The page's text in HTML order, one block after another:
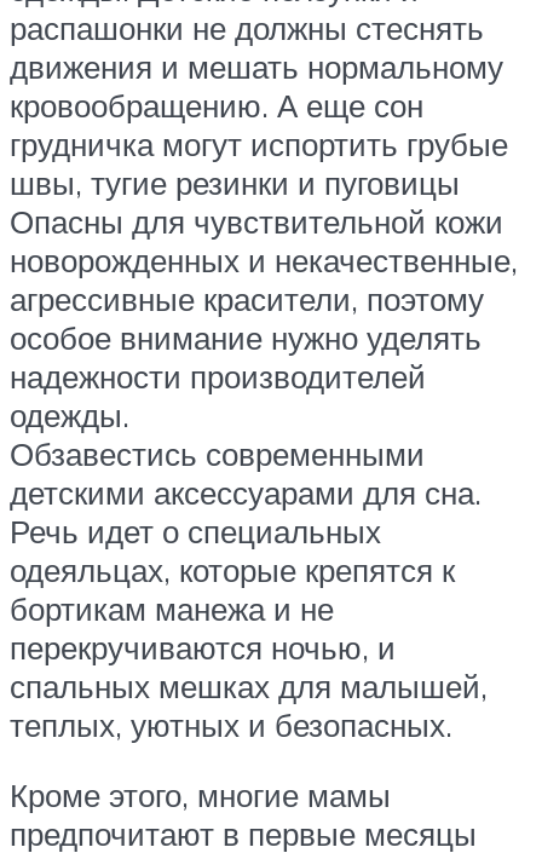
распашонки не должны стеснять
движения и мешать нормальному
кровообращению. А еще сон
грудничка могут испортить грубые
швы, тугие резинки и пуговицы
Опасны для чувствительной кожи
новорожденных и некачественные,
агрессивные красители, поэтому
особое внимание нужно уделять
надежности производителей
одежды.
Обзавестись современными
детскими аксессуарами для сна.
Речь идет о специальных
одеяльцах, которые крепятся к
бортикам манежа и не
перекручиваются ночью, и
спальных мешках для малышей,
теплых, уютных и безопасных.
Кроме этого, многие мамы
предпочитают в первые месяцы